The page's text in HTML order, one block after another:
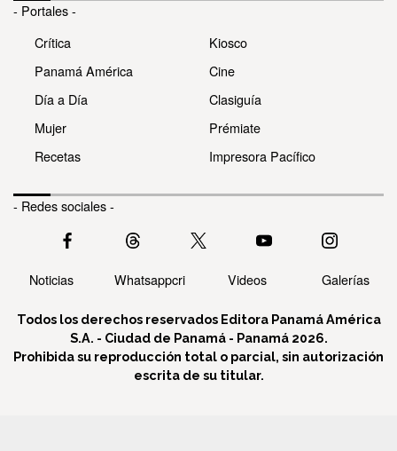
- Portales -
Crítica
Panamá América
Día a Día
Mujer
Recetas
Kiosco
Cine
Clasiguía
Prémiate
Impresora Pacífico
- Redes sociales -
Noticias Whatsappcri Videos Galerías
Todos los derechos reservados Editora Panamá América
S.A. - Ciudad de Panamá - Panamá 2026.
Prohibida su reproducción total o parcial, sin autorización
escrita de su titular.